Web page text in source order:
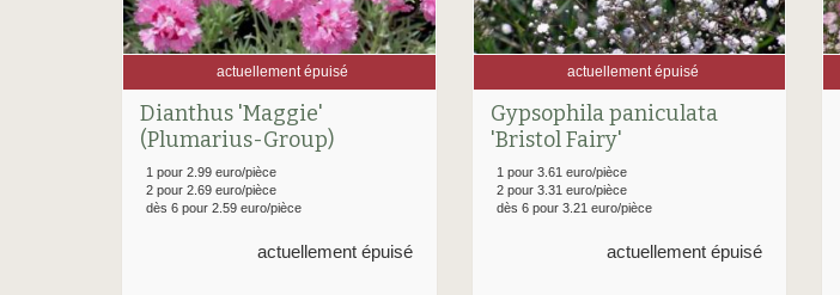
actuellement épuisé
Dianthus 'Maggie'
(Plumarius-Group)
1 pour 2.99 euro/pièce
2 pour 2.69 euro/pièce
dès 6 pour 2.59 euro/pièce
actuellement épuisé
actuellement épuisé
Gypsophila paniculata
'Bristol Fairy'
1 pour 3.61 euro/pièce
2 pour 3.31 euro/pièce
dès 6 pour 3.21 euro/pièce
actuellement épuisé